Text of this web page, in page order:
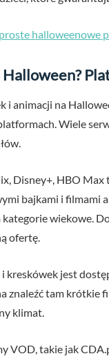
halloweenowe
Halloween?
i animacji na
Wiele
Disney+, HBO Max
bajkami i
kategorie wiekowe.
ofertę.
kreskówek jest
znaleźć tam krótkie
klimat.
VOD, takie jak